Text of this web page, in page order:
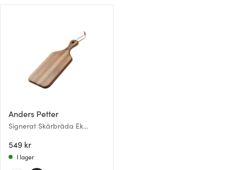
Anders Petter
Signerat Skärbräda Ek
549 kr
I lager